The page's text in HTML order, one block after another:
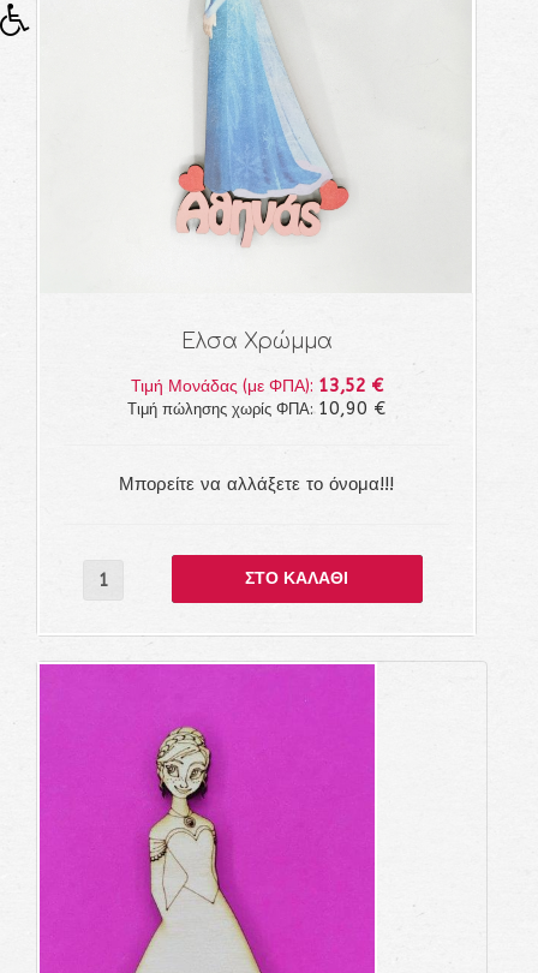
Ελσα Χρώμμα
Τιμή Μονάδας (με ΦΠΑ): 13,52 €
Τιμή πώλησης χωρίς ΦΠΑ: 10,90 €
Μπορείτε να αλλάξετε το όνομα!!!